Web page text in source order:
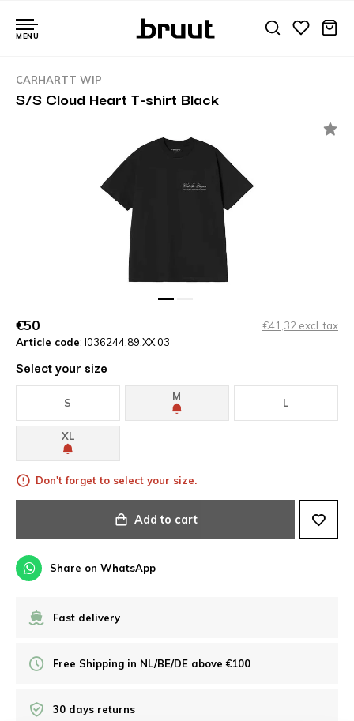
MENU
CARHARTT WIP
S/S Cloud Heart T-shirt Black
€50
€41,32 excl. tax
Article code: I036244.89.XX.03
Select your size
S
M
L
XL
Don't forget to select your size.
Add to cart
Share on WhatsApp
Fast delivery
Free Shipping in NL/BE/DE above €100
30 days returns